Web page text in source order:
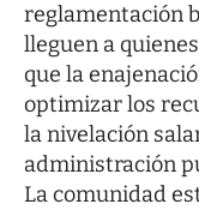
reglamentación
lleguen a
que la
optimizar los
la nivelación
administración
La comunidad